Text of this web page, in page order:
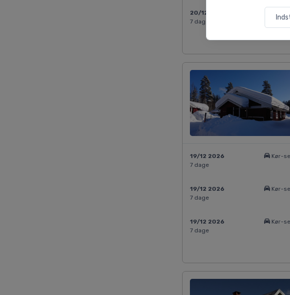
20/12 2026
7 dage
19/12 2026
7 dage
Kør-
19/12 2026
7 dage
Kør-
19/12 2026
7 dage
Kør-